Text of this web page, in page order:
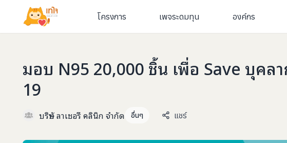
โครงการ เพจระดมทุน องค์กร
มอบ N95 20,000 ชิ้น เพื่อ Save บุคล
19
บริษัท ลาเชอรี คลินิก จำกัด อื่นๆ แชร์